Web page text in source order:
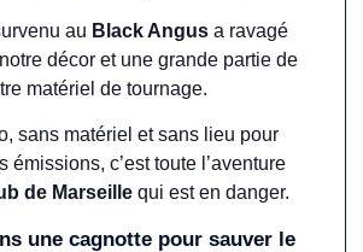
au Black Angusa ravagé
décor et une grande partie de
matériel de tournage.
sans matériel et sans lieu pour
émissions, c’est toute l’aventure
de Marseille qui est en danger.
une cagnotte pour sauver le